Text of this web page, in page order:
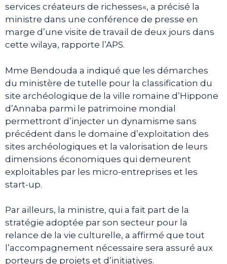
services créateurs de richesses«, a précisé la
ministre dans une conférence de presse en
marge d’une visite de travail de deux jours dans
cette wilaya, rapporte l’APS.
Mme Bendouda a indiqué que les démarches
du ministère de tutelle pour la classification du
site archéologique de la ville romaine d’Hippone
d’Annaba parmi le patrimoine mondial
permettront d’injecter un dynamisme sans
précédent dans le domaine d’exploitation des
sites archéologiques et la valorisation de leurs
dimensions économiques qui demeurent
exploitables par les micro-entreprises et les
start-up.
Par ailleurs, la ministre, qui a fait part de la
stratégie adoptée par son secteur pour la
relance de la vie culturelle, a affirmé que tout
l’accompagnement nécessaire sera assuré aux
porteurs de projets et d’initiatives.